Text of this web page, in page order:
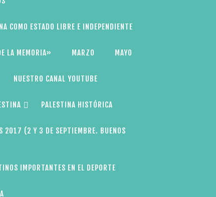
COMO ESTADO LIBRE E INDEPENDIENTE
LA MEMORIA» MARZO MAYO
NUESTRO CANAL YOUTUBE
PALESTINA HISTÓRICA
2017 (2 Y 3 DE SEPTIEMBRE. BUENOS
IMPORTANTES EN EL DEPORTE